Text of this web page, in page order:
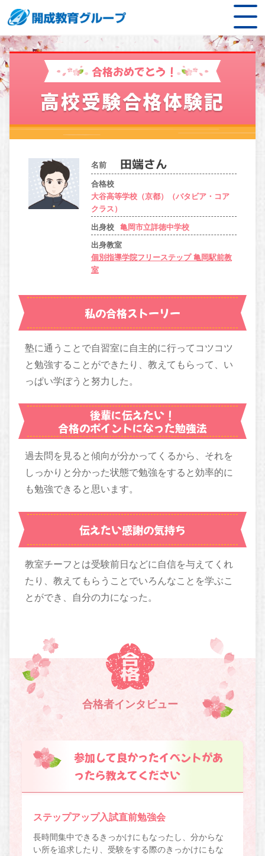
合格おめでとう！
高校受験合格体験記
名前
合格校
大谷高等学校（京都）（バタビア・コア
クラス）
出身校 亀岡市立詳徳中学校
出身教室
個別指導学院フリーステップ 亀岡駅前教
室
私の合格ストーリー
塾に通うことで自習室に自主的に行ってコツコツ
と勉強することができたり、教えてもらって、い
っぱい学ぼうと努力した。
後輩に伝えたい！
合格のポイントになった勉強法
過去問を見ると傾向が分かってくるから、それを
しっかりと分かった状態で勉強をすると効率的に
も勉強できると思います。
伝えたい感謝の気持ち
教室チーフとは受験前日などに自信を与えてくれ
たり、教えてもらうことでいろんなことを学ぶこ
とができ、自分の力になった。
合格者インタビュー
参加して良かったイベントがあ
ったら教えてください
ステップアップ入試直前勉強会
長時間集中できるきっかけにもなったし、分からな
い所を追求したり、受験をする際のきっかけにもな